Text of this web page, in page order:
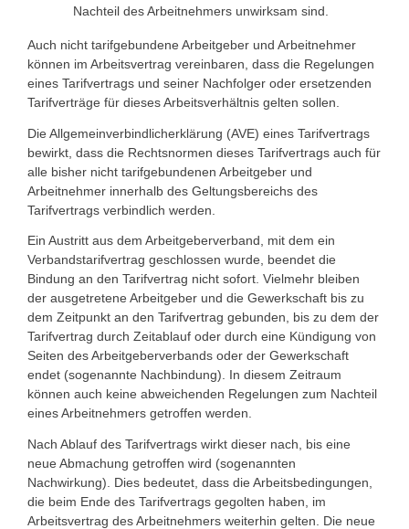
Nachteil des Arbeitnehmers unwirksam sind.
Auch nicht tarifgebundene Arbeitgeber und Arbeitnehmer
können im Arbeitsvertrag vereinbaren, dass die Regelungen
eines Tarifvertrags und seiner Nachfolger oder ersetzenden
Tarifverträge für dieses Arbeitsverhältnis gelten sollen.
Die Allgemeinverbindlicherklärung (AVE) eines Tarifvertrags
bewirkt, dass die Rechtsnormen dieses Tarifvertrags auch für
alle bisher nicht tarifgebundenen Arbeitgeber und
Arbeitnehmer innerhalb des Geltungsbereichs des
Tarifvertrags verbindlich werden.
Ein Austritt aus dem Arbeitgeberverband, mit dem ein
Verbandstarifvertrag geschlossen wurde, beendet die
Bindung an den Tarifvertrag nicht sofort. Vielmehr bleiben
der ausgetretene Arbeitgeber und die Gewerkschaft bis zu
dem Zeitpunkt an den Tarifvertrag gebunden, bis zu dem der
Tarifvertrag durch Zeitablauf oder durch eine Kündigung von
Seiten des Arbeitgeberverbands oder der Gewerkschaft
endet (sogenannte Nachbindung). In diesem Zeitraum
können auch keine abweichenden Regelungen zum Nachteil
eines Arbeitnehmers getroffen werden.
Nach Ablauf des Tarifvertrags wirkt dieser nach, bis eine
neue Abmachung getroffen wird (sogenannten
Nachwirkung). Dies bedeutet, dass die Arbeitsbedingungen,
die beim Ende des Tarifvertrags gegolten haben, im
Arbeitsvertrag des Arbeitnehmers weiterhin gelten. Die neue